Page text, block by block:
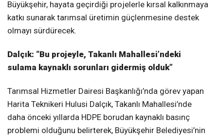
Büyükşehir, hayata geçirdiği projelerle kırsal kalkınmaya
katkı sunarak tarımsal üretimin güçlenmesine destek
olmayı sürdürecek.
Dalçık: “Bu projeyle, Takanlı Mahallesi’ndeki
sulama kaynaklı sorunları gidermiş olduk”
Tarımsal Hizmetler Dairesi Başkanlığı’nda görev yapan
Harita Teknikeri Hulusi Dalçık, Takanlı Mahallesi’nde
daha önceki yıllarda HDPE borudan kaynaklı basınç
problemi olduğunu belirterek, Büyükşehir Belediyesi’nin